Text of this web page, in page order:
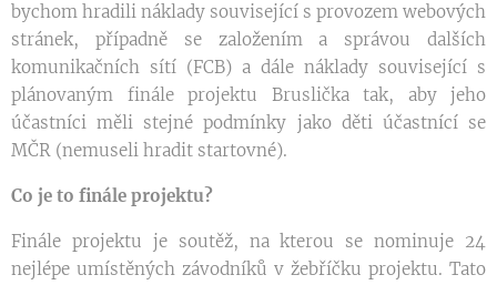
bychom hradili náklady související s provozem webových
stránek, případně se založením a správou dalších
komunikačních sítí (FCB) a dále náklady související s
plánovaným finále projektu Bruslička tak, aby jeho
účastníci měli stejné podmínky jako děti účastnící se
MČR (nemuseli hradit startovné).
Co je to finále projektu?
Finále projektu je soutěž, na kterou se nominuje 24
nejlépe umístěných závodníků v žebříčku projektu. Tato